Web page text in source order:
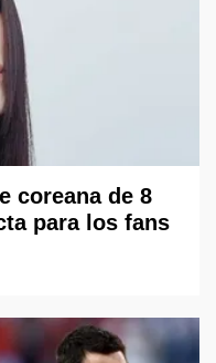
coreana de 8
para los fans